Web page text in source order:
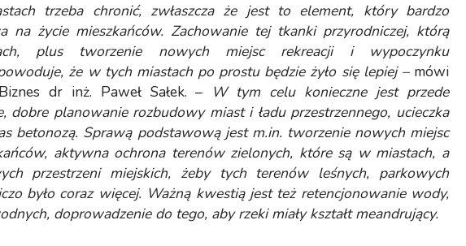
trzeba chronić, zwłaszcza że jest to element, który bardzo
na życie mieszkańców. Zachowanie tej tkanki przyrodniczej, którą
plus tworzenie nowych miejsc rekreacji i wypoczynku
że w tych miastach po prostu będzie żyło się lepiej –mówi
dr inż. Paweł Sałek. – W tym celu konieczne jest przede
dobre planowanie rozbudowy miast i ładu przestrzennego, ucieczka
betonozą. Sprawą podstawową jest m.in. tworzenie nowych miejsc
aktywna ochrona terenów zielonych, które są w miastach, a
przestrzeni miejskich, żeby tych terenów leśnych, parkowych
było coraz więcej. Ważną kwestią jest też retencjonowanie wody,
doprowadzenie do tego, aby rzeki miały kształt meandrujący.